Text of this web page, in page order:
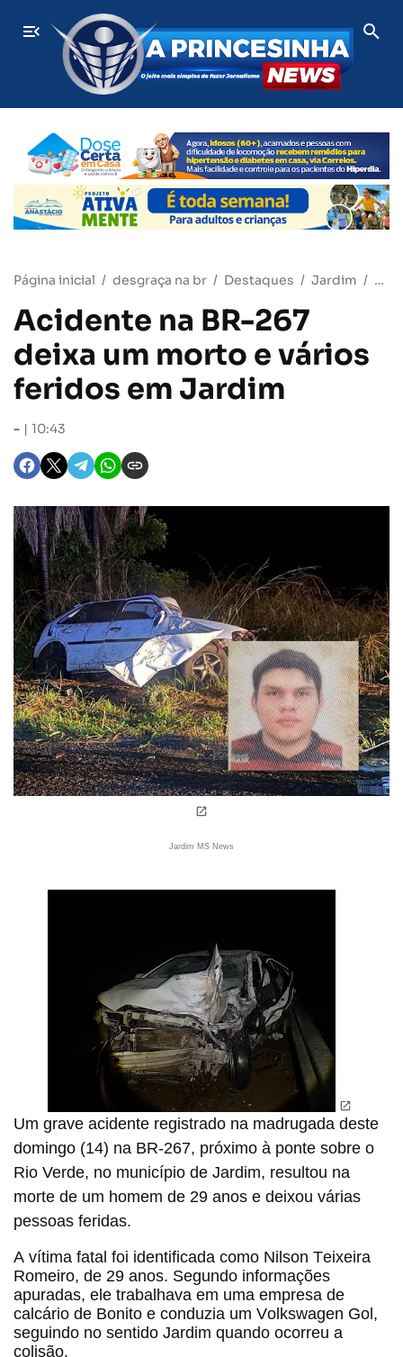
ÚLTIMAS
Jornalista questiona processo movido por Rose Modesto
Página inicial desgraça na br Destaques Jardim MS
Acidente na BR-267
deixa um morto e vários
feridos em Jardim
- 10:43
Jardim MS News
Um grave acidente registrado na madrugada deste
domingo (14) na BR-267, próximo à ponte sobre o
Rio Verde, no município de Jardim, resultou na
morte de um homem de 29 anos e deixou várias
pessoas feridas.
A vítima fatal foi identificada como Nilson Teixeira
Romeiro, de 29 anos. Segundo informações
apuradas, ele trabalhava em uma empresa de
calcário de Bonito e conduzia um Volkswagen Gol,
seguindo no sentido Jardim quando ocorreu a
colisão.